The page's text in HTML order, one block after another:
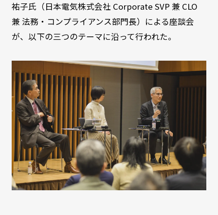
祐子氏（日本電気株式会社 Corporate SVP 兼 CLO
兼 法務・コンプライアンス部門長）による座談会
が、以下の三つのテーマに沿って行われた。